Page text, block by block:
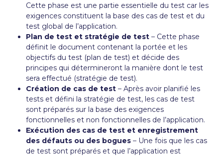
Cette phase est une partie essentielle du test car les
exigences constituent la base des cas de test et du
test global de l’application.
Plan de test et stratégie de test – Cette phase
définit le document contenant la portée et les
objectifs du test (plan de test) et décide des
principes qui détermineront la manière dont le test
sera effectué (stratégie de test).
Création de cas de test – Après avoir planifié les
tests et défini la stratégie de test, les cas de test
sont préparés sur la base des exigences
fonctionnelles et non fonctionnelles de l’application.
Exécution des cas de test et enregistrement
des défauts ou des bogues – Une fois que les cas
de test sont préparés et que l’application est